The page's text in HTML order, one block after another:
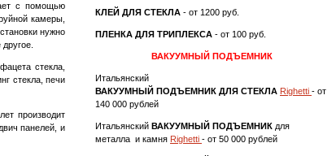
КЛЕЙ ДЛЯ СТЕКЛА - от 1200 руб.
ПЛЕНКА ДЛЯ ТРИПЛЕКСА - от 100 руб.
ВАКУУМНЫЙ ПОДЪЕМНИК
Итальянский
ВАКУУМНЫЙ ПОДЪЕМНИК ДЛЯ СТЕКЛА Righetti - от
140 000 рублей
Итальянский ВАКУУМНЫЙ ПОДЪЕМНИК для
металла и камня Righetti - от 50 000 рублей
с помощью
камеры,
нужно
стекла,
стекла, печи
производит
панелей, и